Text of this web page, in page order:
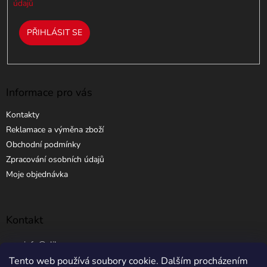
Tento web používá soubory cookie. Dalším procházením
údajů
PŘIHLÁSIT SE
Informace pro vás
Kontakty
Reklamace a výměna zboží
Obchodní podmínky
Zpracování osobních údajů
Moje objednávka
Kontakt
info @ elibros.cz
+420 734 184 444